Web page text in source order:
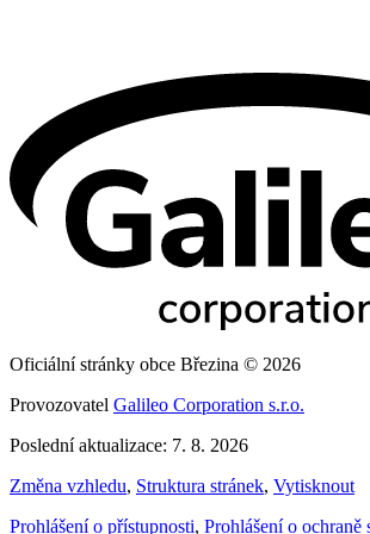
Oficiální stránky obce Březina © 2026
Provozovatel Galileo Corporation s.r.o.
Poslední aktualizace: 7. 8. 2026
Změna vzhledu, Struktura stránek, Vytisknout
Prohlášení o přístupnosti, Prohlášení o ochraně